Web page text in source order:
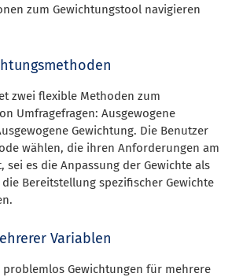
zum Gewichtungstool navigieren
zwei flexible Methoden zum
Umfragefragen: Ausgewogene
Gewichtung. Die Benutzer
wählen, die ihren Anforderungen am
sei es die Anpassung der Gewichte als
Bereitstellung spezifischer Gewichte
Variablen
Gewichtungen für mehrere